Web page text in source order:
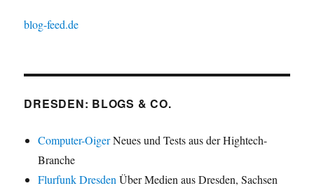
blog-feed.de
DRESDEN: BLOGS & CO.
Computer-OigerNeues und Tests aus der Hightech-
Branche
Flurfunk Dresden Über Medien aus Dresden, Sachsen